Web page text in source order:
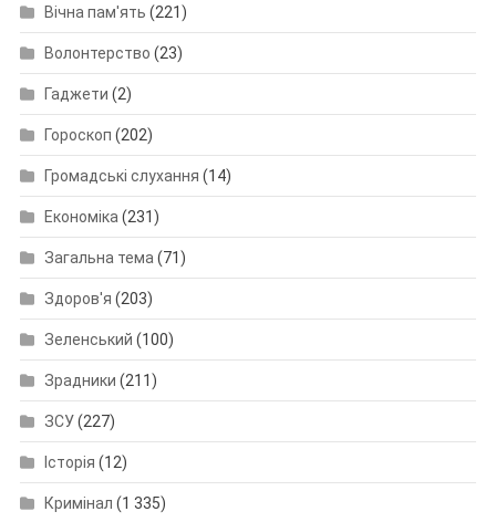
Вічна пам'ять (221)
Волонтерство (23)
Гаджети (2)
Гороскоп (202)
Громадські слухання (14)
Економіка (231)
Загальна тема (71)
Здоров'я (203)
Зеленський (100)
Зрадники (211)
ЗСУ(227)
Історія (12)
Кримінал (1 335)